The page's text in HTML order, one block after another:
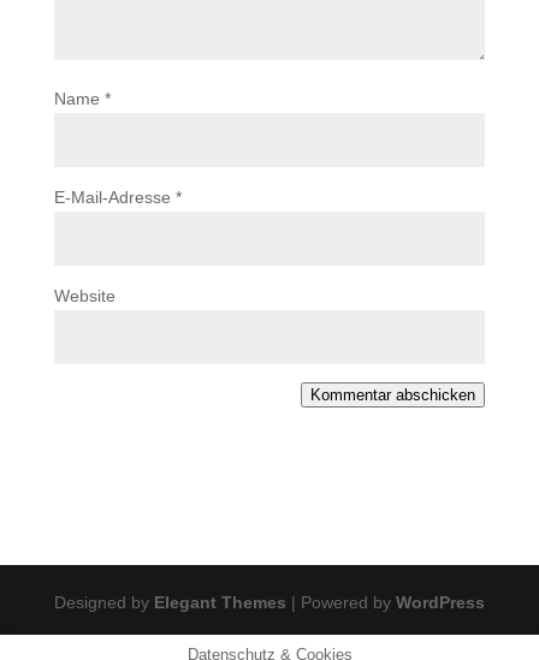
Name *
E-Mail-Adresse *
Website
Kommentar abschicken
Designed by Elegant Themes | Powered by WordPress
Datenschutz & Cookies